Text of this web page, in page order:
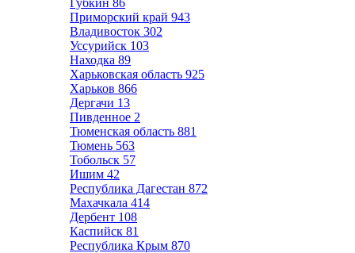
Губкин 86
Приморский край 943
Владивосток 302
Уссурийск 103
Находка 89
Харьковская область 925
Харьков 866
Дергачи 13
Пивденное 2
Тюменская область 881
Тюмень 563
Тобольск 57
Ишим 42
Республика Дагестан 872
Махачкала 414
Дербент 108
Каспийск 81
Республика Крым 870